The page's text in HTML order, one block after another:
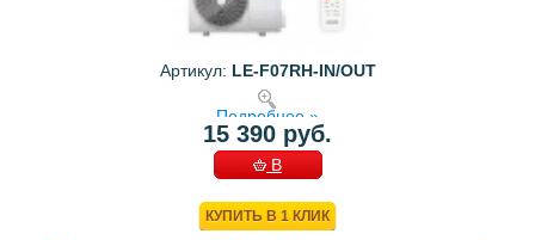
Артикул: LE-F07RH-IN/OUT
Подробнее »
15 390 руб.
В
КУПИТЬ В 1 КЛИК